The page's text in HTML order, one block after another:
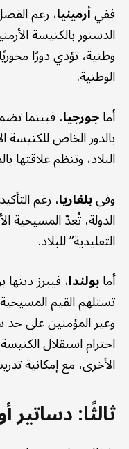
ففيأرمينيا، رغم
الدستور بالكنيسة
وطنية، تؤدي دورًا
الوطنية.
أماجورجيا، فبينما
بالدور الخاص للكنيسة
البلاد، وتنظم علاقتها
وفيبلغاريا، رغم
الدولة، تُعدّ المسيحية
التقليدية” للبلاد.
أمابولندا، فيبرز
تستلهم القيم
وغير المؤمنين على
احترام استقلال
الأخرى، مع إمكانية
ثالثًا: دساتير